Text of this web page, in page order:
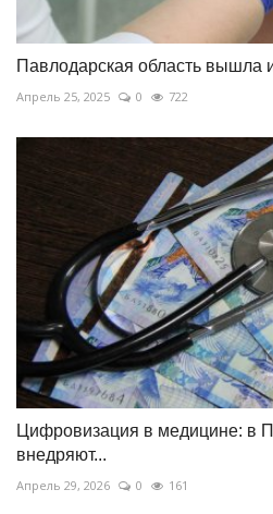
Павлодарская область вышла
Апрель 25, 2025 0 722
Цифровизация в медицине: в
внедряют...
Апрель 29, 2026 0 161